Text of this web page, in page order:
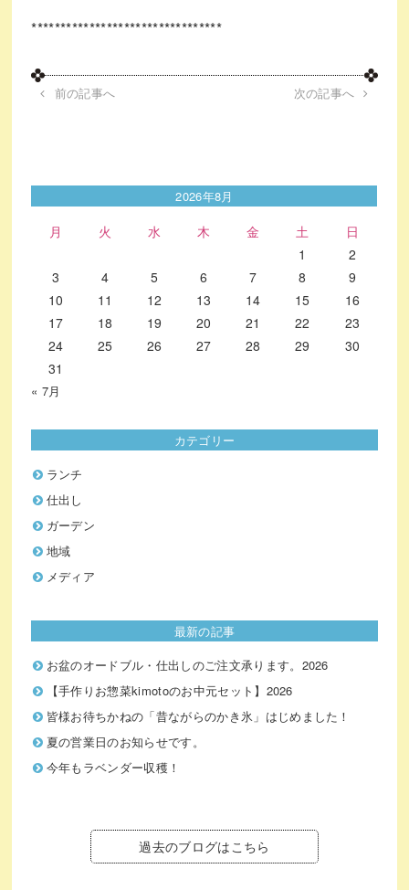
*********************************
前の記事へ 次の記事へ
2026年8月
月 火 水 木 金 土
日
1
2
3
4 5 6 7 8
9
10
11 12 13 14 15
16
17
18 19 20 21 22
23
24
25 26 27 28 29
30
31
« 7月
カテゴリー
ランチ
仕出し
ガーデン
地域
メディア
最新の記事
お盆のオードブル・仕出しのご注文承ります。2026
【手作りお惣菜kimotoのお中元セット】2026
皆様お待ちかねの「昔ながらのかき氷」はじめました！
夏の営業日のお知らせです。
今年もラベンダー収穫！
過去のブログはこちら